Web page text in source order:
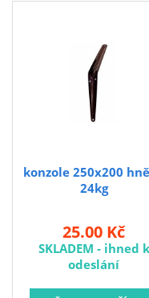
Dedra nářadí
Železářství a
Procraft
Prodejna
Pracovní oděvy
Kouřovina
konzole 250x200
24kg
25.00 Kč
SKLADEM - ihned k
odeslání